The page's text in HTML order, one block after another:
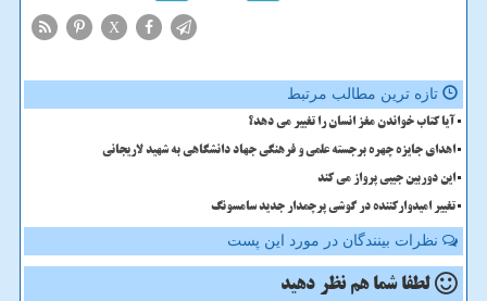
X
تازه ترین مطالب مرتبط
آیا کتاب خواندن مغز انسان را تغییر می دهد؟
اهدای جایزه چهره برجسته علمی و فرهنگی جهاد دانشگاهی به شهید لاریجانی
این دوربین جیبی پرواز می کند
تغییر امیدوارکننده در گوشی پرچمدار جدید سامسونگ
نظرات بینندگان در مورد این پست
لطفا شما هم نظر دهید